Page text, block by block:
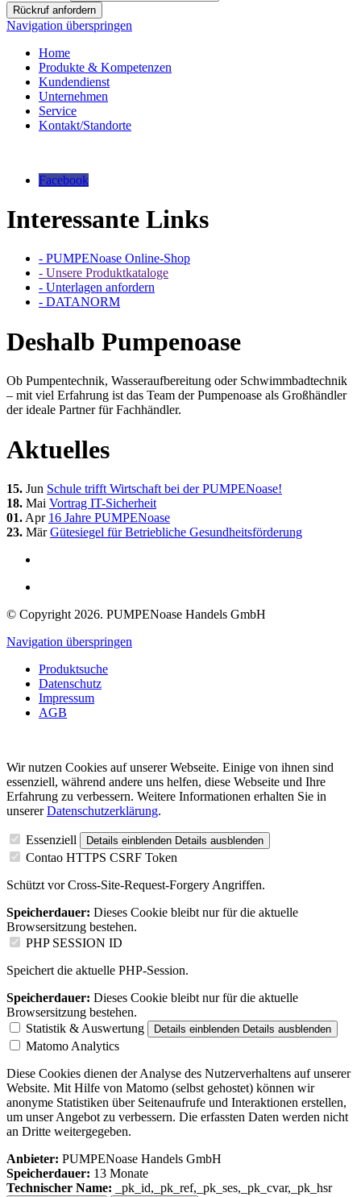
Rückruf anfordern
Navigation überspringen
Home
Produkte & Kompetenzen
Kundendienst
Unternehmen
Service
Kontakt/Standorte
Facebook
Interessante Links
- PUMPENoase Online-Shop
- Unsere Produktkataloge
- Unterlagen anfordern
- DATANORM
Deshalb Pumpenoase
Ob Pumpentechnik, Wasseraufbereitung oder Schwimmbadtechnik
– mit viel Erfahrung ist das Team der Pumpenoase als Großhändler
der ideale Partner für Fachhändler.
Aktuelles
15. Jun Schule trifft Wirtschaft bei der PUMPENoase!
18. Mai Vortrag IT-Sicherheit
01. Apr 16 Jahre PUMPENoase
23. MärGütesiegel für Betriebliche Gesundheitsförderung
© Copyright 2026. PUMPENoase Handels GmbH
Navigation überspringen
Produktsuche
Datenschutz
Impressum
AGB
Wir nutzen Cookies auf unserer Webseite. Einige von ihnen sind
essenziell, während andere uns helfen, diese Webseite und Ihre
Erfahrung zu verbessern. Weitere Informationen erhalten Sie in
unsererDatenschutzerklärung.
Essenziell Details einblenden Details ausblenden
Contao HTTPS CSRF Token
Schützt vor Cross-Site-Request-Forgery Angriffen.
Speicherdauer: Dieses Cookie bleibt nur für die aktuelle
Browsersitzung bestehen.
PHP SESSION ID
Speichert die aktuelle PHP-Session.
Speicherdauer: Dieses Cookie bleibt nur für die aktuelle
Browsersitzung bestehen.
Statistik & Auswertung
Details einblenden Details ausblenden
Matomo Analytics
Diese Cookies dienen der Analyse des Nutzerverhaltens auf unserer
Website. Mit Hilfe von Matomo (selbst gehostet) können wir
anonyme Statistiken über Seitenaufrufe und Interaktionen erstellen,
um unser Angebot zu verbessern. Die erfassten Daten werden nicht
an Dritte weitergegeben.
Anbieter: PUMPENoase Handels GmbH
Speicherdauer: 13 Monate
Technischer Name: _pk_id,_pk_ref,_pk_ses,_pk_cvar,_pk_hsr